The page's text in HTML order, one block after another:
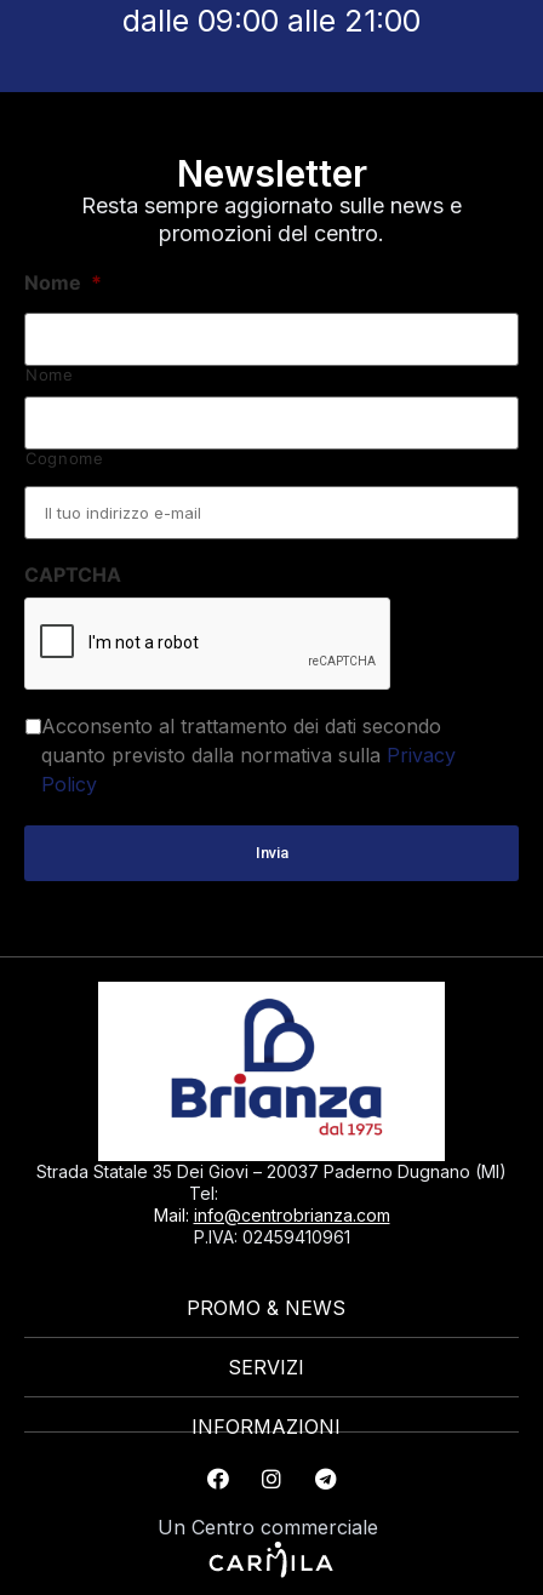
dalle 09:00 alle 21:00
Newsletter
Resta sempre aggiornato sulle news e
promozioni del centro.
Nome *
Nome
Cognome
Email
CAPTCHA
Acconsento al trattamento dei dati secondo
quanto previsto dalla normativa sulla Privacy
Policy
Strada Statale 35 Dei Giovi – 20037 Paderno Dugnano (MI)
Tel:
Mail: info@centrobrianza.com
P.IVA: 02459410961
PROMO & NEWS
SERVIZI
INFORMAZIONI
Un Centro commerciale